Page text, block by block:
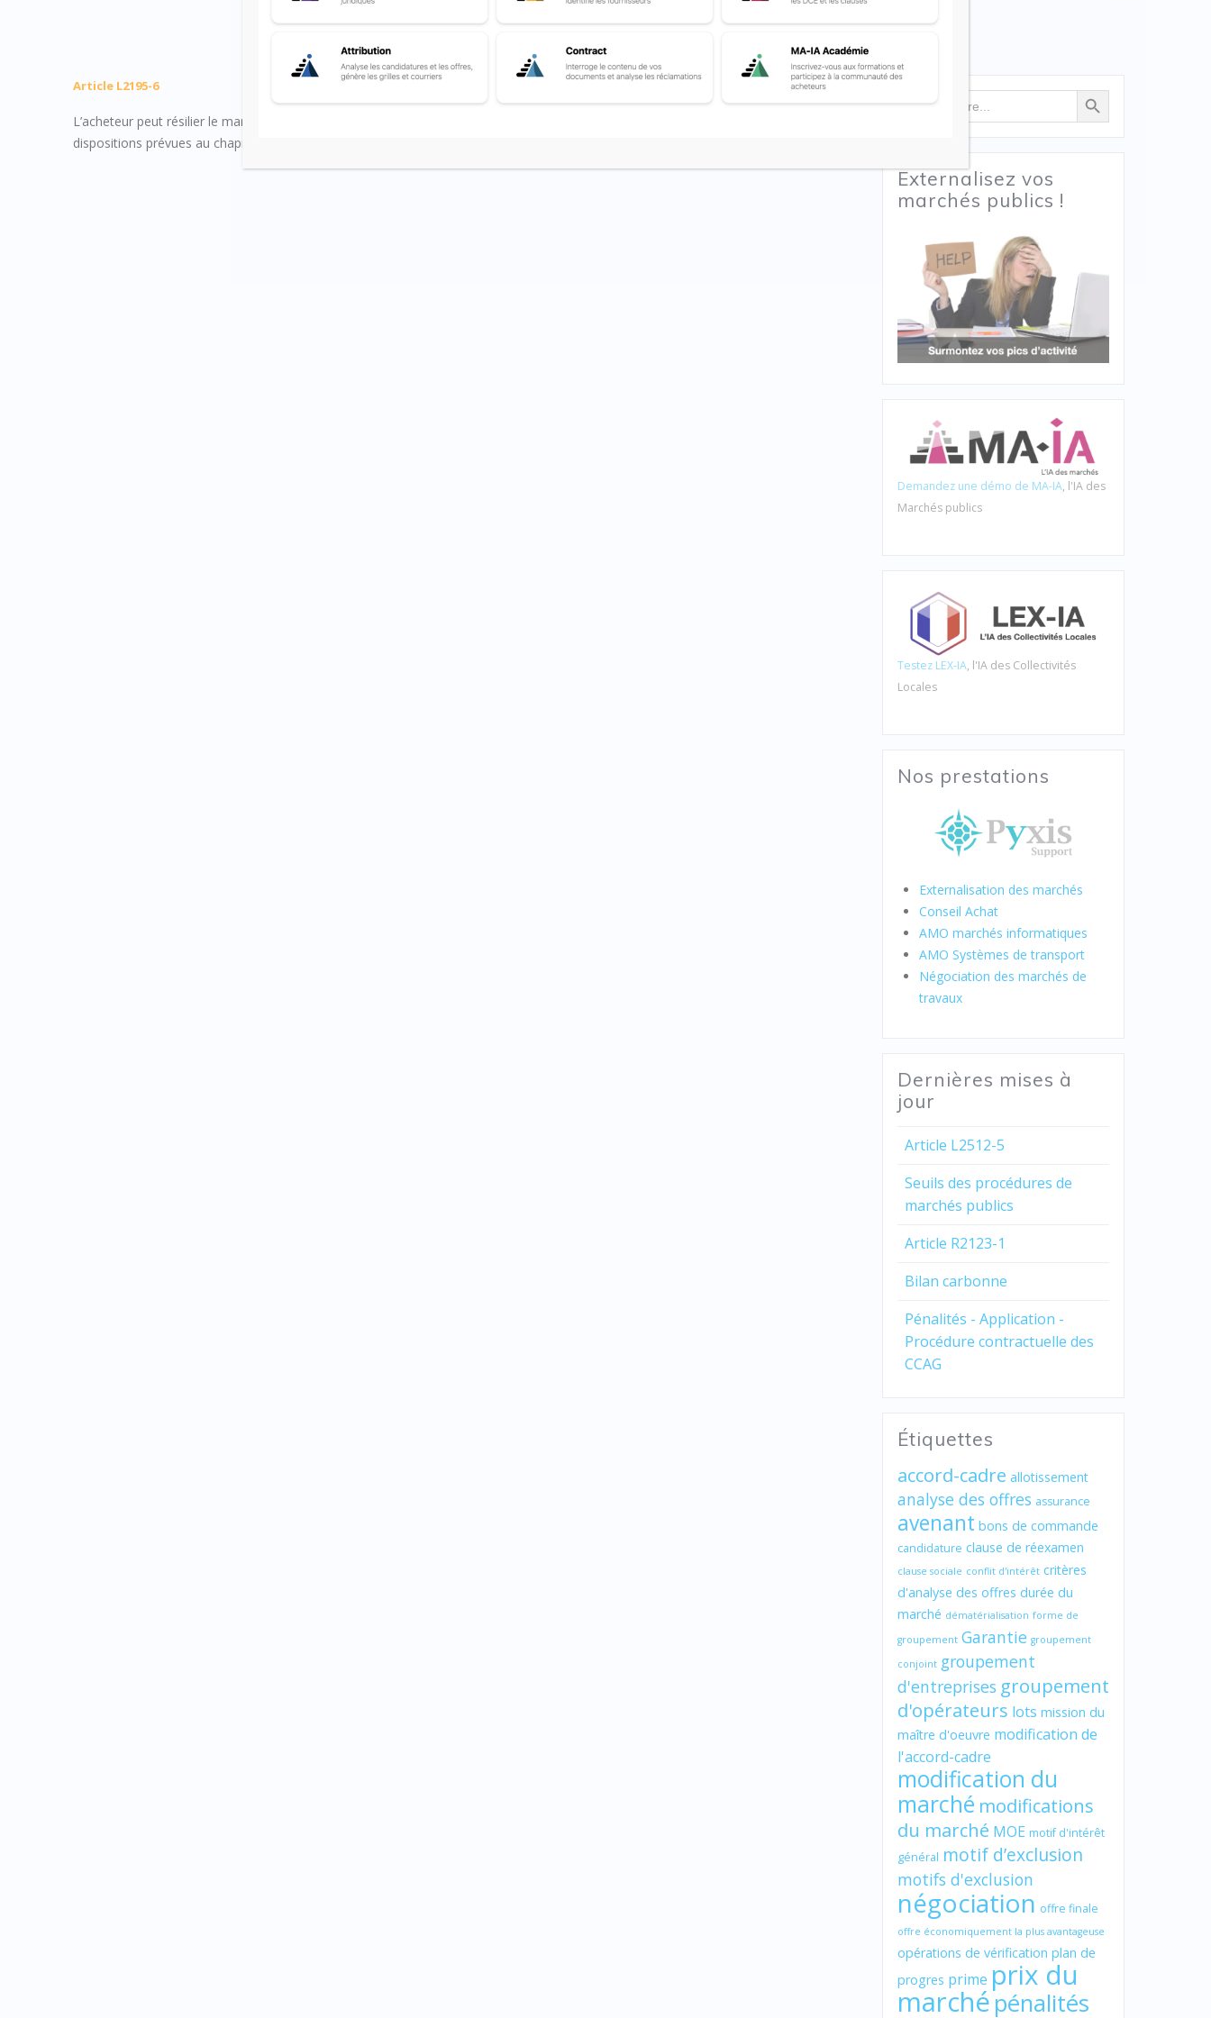
Article L2195-6
L’acheteur peut résilier le marché lorsque l’exécution du contrat ne peut être poursuivie sans une modification contraire aux
dispositions prévues au chapitre IV du présent titre.
for:
Search Button
Externalisez vos
marchés publics !
Demandez une démo de MA-IA, l'IA des
Marchés publics
Testez LEX-IA, l'IA des Collectivités
Locales
Nos prestations
Externalisation des marchés
Conseil Achat
AMO marchés informatiques
AMO Systèmes de transport
Négociation des marchés de
travaux
Dernières mises à
jour
Article L2512-5
Seuils des procédures de
marchés publics
Article R2123-1
Bilan carbonne
Pénalités - Application -
Procédure contractuelle des
CCAG
Étiquettes
accord-cadre allotissement
analyse des offres assurance
avenant bons de commande
candidature clause de réexamen
clause sociale conflit d'intérêt critères
d'analyse des offres durée du
marché dématérialisation forme de
groupement Garantie groupement
conjoint groupement
d'entreprises groupement
d'opérateurs lots mission du
maître d'oeuvre modification de
l'accord-cadre
modification du
marché modifications
du marché MOE motif d'intérêt
général motif d’exclusion
motifs d'exclusion
négociation offre finale
offre économiquement la plus avantageuse
opérations de vérification plan de
progres prime prix du
marché pénalités